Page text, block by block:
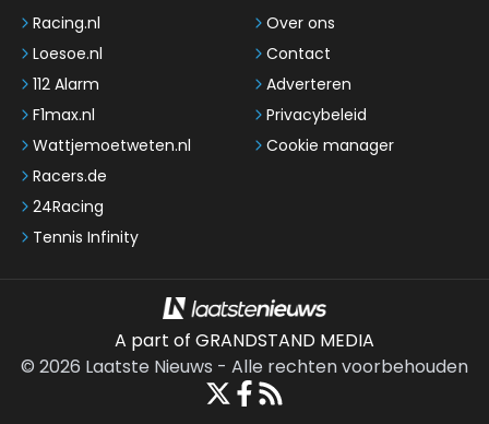
Racing.nl
Loesoe.nl
112 Alarm
F1max.nl
Wattjemoetweten.nl
Racers.de
24Racing
Tennis Infinity
Over ons
Contact
Adverteren
Privacybeleid
Cookie manager
A part of GRANDSTAND MEDIA
© 2026 Laatste Nieuws - Alle rechten voorbehouden